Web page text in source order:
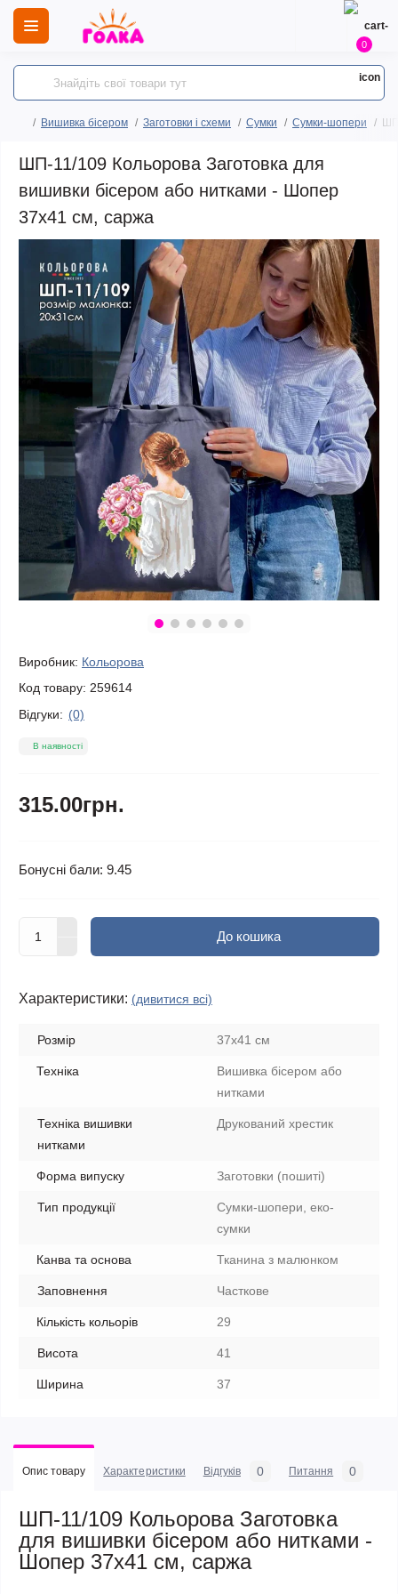
0
Вишивка бісером Заготовки і схеми Сумки Сумки-шопери
ШП-11/109 Кольорова Заготовка для
вишивки бісером або нитками - Шопер
37x41 см, саржа
Виробник: Кольорова
Код товару: 259614
Відгуки: (0)
В наявності
315.00грн.
Бонусні бали: 9.45
До кошика
Характеристики: (дивитися всі)
Розмір 37x41 см
Техніка
Вишивка бісером або
нитками
Техніка вишивки
нитками
Друкований хрестик
Форма випуску Заготовки (пошиті)
Тип продукції
Сумки-шопери, еко-
сумки
Канва та основа Тканина з малюнком
Заповнення Часткове
Кількість кольорів 29
Висота 41
Ширина 37
Опис товару Характеристики Відгуків 0 Питання 0
ШП-11/109 Кольорова Заготовка
для вишивки бісером або нитками -
Шопер 37x41 см, саржа